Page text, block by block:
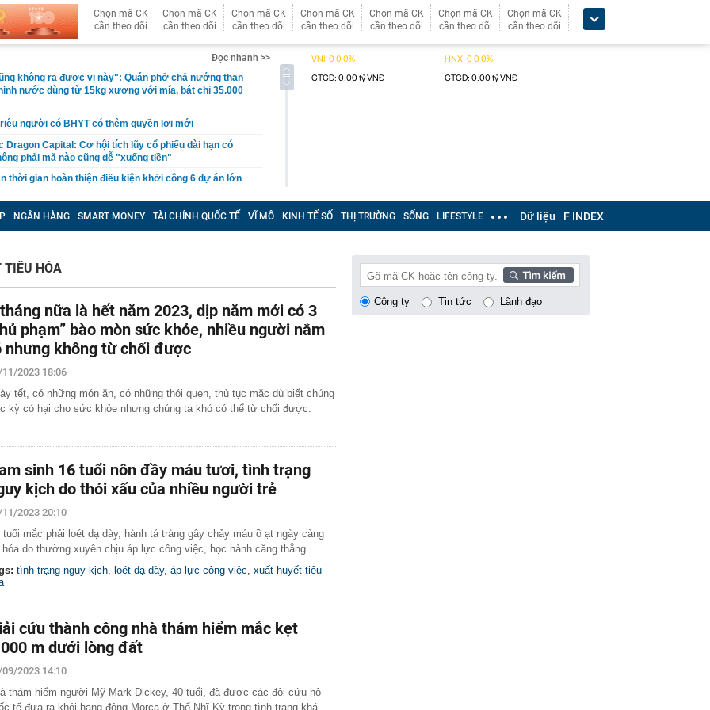
Chọn mã CK
cần theo dõi
Chọn mã CK
cần theo dõi
Chọn mã CK
cần theo dõi
Chọn mã CK
cần theo dõi
Chọn mã CK
cần theo dõi
Chọn mã CK
cần theo dõi
Chọn mã CK
cần theo dõi
Đọc nhanh >>
không ra được vị này": Quán phở chả nướng than
nước dùng từ 15kg xương với mía, bát chỉ 35.000
người có BHYT có thêm quyền lợi mới
Dragon Capital: Cơ hội tích lũy cổ phiếu dài hạn có
phải mã nào cũng dễ "xuống tiền"
thời gian hoàn thiện điều kiện khởi công 6 dự án lớn
trì mức nộp ngân sách nghìn tỷ nhiều năm liền?
Tiền của bạn đã đi đâu?
múa SN 1992 bí mật sinh con cho đại gia: Cuộc sống
ngợp
"Đệ nhất động" vùng Tây Bắc, ở độ cao 1300-1700m,
lạnh: Cách Hà Nội 420km nên không phải ai cũng biết
tỷ đồng chạy thẳng từ trung tâm Hà Nội đến loạt
Chùa Hương, Tam Chúc, Bái Đính... đang được đẩy
HL Plastic Nguyễn Văn Huy SN 1987
Minh Huyền làm Cục trưởng Cục quản lý xuất nhập
sống giàu có trong biệt thự 400m2 của Nguyễn Thành
dụng trong mơ: Làm 2 ngày nghỉ 1 ngày, mỗi năm
lương 58 TRIỆU/THÁNG
BHXH gọi điện thông báo thẻ BHYT bị lỗi
thể đi hàng nghìn km trên sa mạc khô nóng?
tạm giam Nguyễn Thanh Tùng SN 1983
131 cơ sở nhà đất đang bỏ trống, không sử dụng
Heartbeat Run 2026 gây quỹ hơn 950 triệu đồng
cơ hội học tập số cho trẻ em có hoàn cảnh khó khăn
NGÂN HÀNG SMART MONEY TÀI CHÍNH QUỐC TẾ VĨ MÔ KINH TẾ SỐ THỊ TRƯỜNG SỐNG LIFESTYLE Dữ liệu F INDEX
TIÊU HÓA
nữa là hết năm 2023, dịp năm mới có 3
phạm” bào mòn sức khỏe, nhiều người nắm
nhưng không từ chối được
2023 18:06
tết, có những món ăn, có những thói quen, thủ tục mặc dù biết chúng
kỳ có hại cho sức khỏe nhưng chúng ta khó có thể từ chối được.
sinh 16 tuổi nôn đầy máu tươi, tình trạng
kịch do thói xấu của nhiều người trẻ
11/2023 20:10
mắc phải loét dạ dày, hành tá tràng gây chảy máu ồ ạt ngày càng
hóa do thường xuyên chịu áp lực công việc, học hành căng thẳng.
tình trạng nguy kịch loét dạ dày, áp lực công việc xuất huyết tiêu
cứu thành công nhà thám hiểm mắc kẹt
m dưới lòng đất
09/2023 14:10
thám hiểm người Mỹ Mark Dickey, 40 tuổi, đã được các đội cứu hộ
tế đưa ra khỏi hang động Morca ở Thổ Nhĩ Kỳ trong tình trạng khá
Công ty Tin tức Lãnh đạo